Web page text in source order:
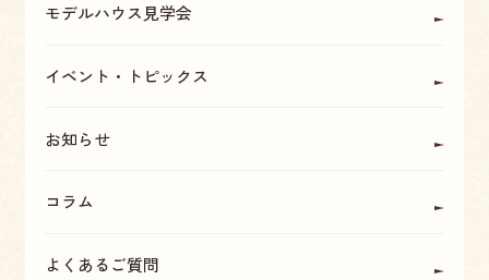
モデルハウス見学会
イベント・トピックス
お知らせ
コラム
よくあるご質問